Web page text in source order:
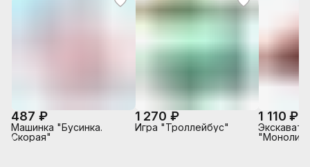
487 ₽
Машинка "Бусинка.
Скорая"
1 270 ₽
Игра "Троллейбус"
1 110 ₽